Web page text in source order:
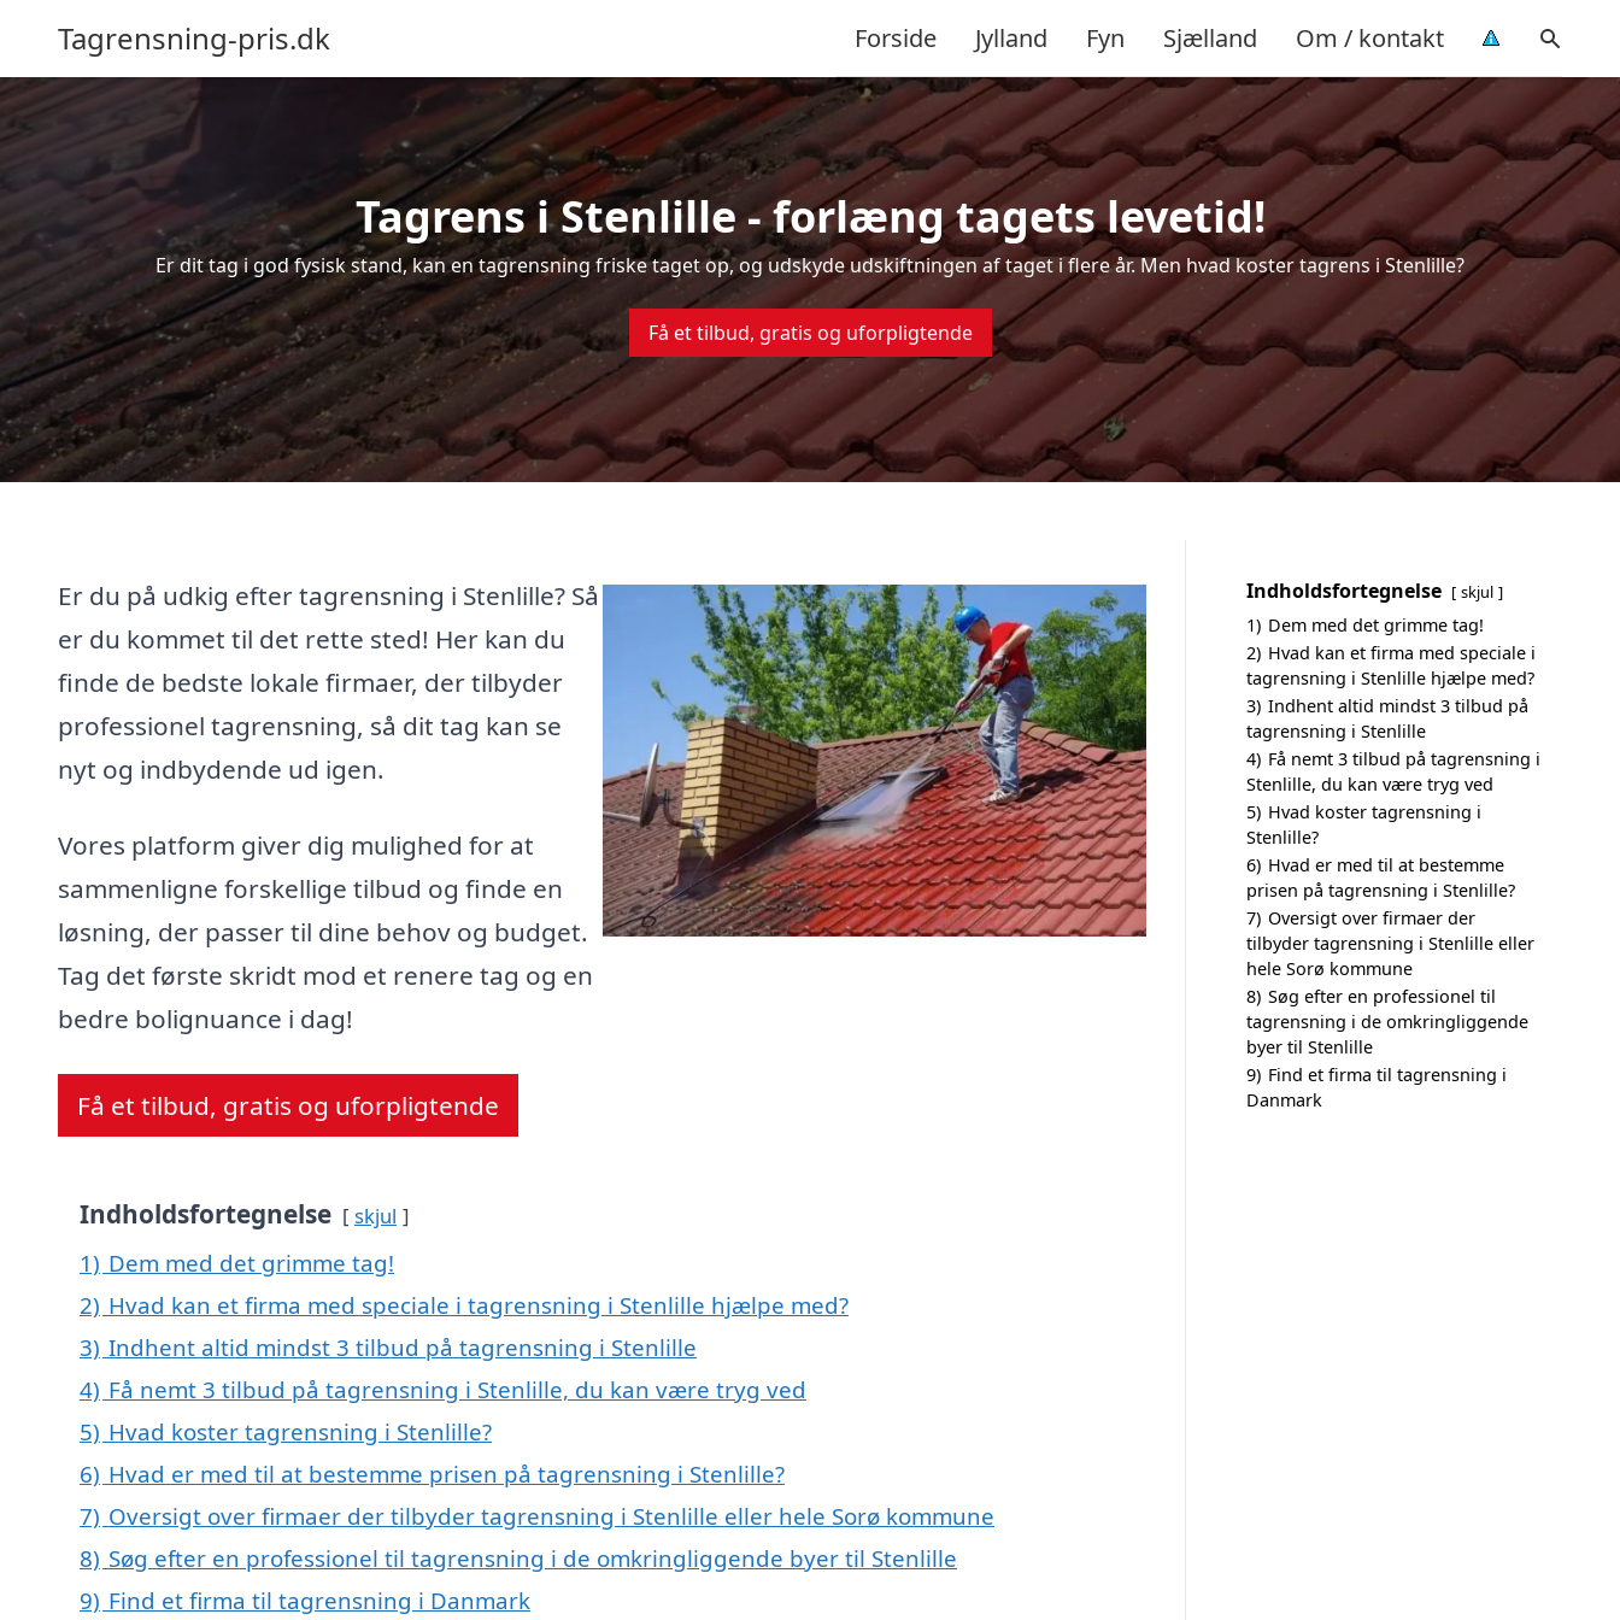
Tagrensning-pris.dk Forside Jylland Fyn Sjælland Om / kontakt
Tagrens i Stenlille - forlæng tagets levetid!
Er dit tag i god fysisk stand, kan en tagrensning friske taget op, og udskyde udskiftningen af taget i flere år. Men hvad koster tagrens i Stenlille?
Få et tilbud, gratis og uforpligtende
Er du på udkig efter tagrensning i Stenlille? Så
er du kommet til det rette sted! Her kan du
finde de bedste lokale firmaer, der tilbyder
professionel tagrensning, så dit tag kan se
nyt og indbydende ud igen.
Vores platform giver dig mulighed for at
sammenligne forskellige tilbud og finde en
løsning, der passer til dine behov og budget.
Tag det første skridt mod et renere tag og en
bedre bolignuance i dag!
Få et tilbud, gratis og uforpligtende
Indholdsfortegnelse skjul
1) Dem med det grimme tag!
2) Hvad kan et firma med speciale i tagrensning i Stenlille hjælpe med?
3) Indhent altid mindst 3 tilbud på tagrensning i Stenlille
4) Få nemt 3 tilbud på tagrensning i Stenlille, du kan være tryg ved
5) Hvad koster tagrensning i Stenlille?
6) Hvad er med til at bestemme prisen på tagrensning i Stenlille?
7) Oversigt over firmaer der tilbyder tagrensning i Stenlille eller hele Sorø kommune
8) Søg efter en professionel til tagrensning i de omkringliggende byer til Stenlille
9) Find et firma til tagrensning i Danmark
Indholdsfortegnelse skjul
1) Dem med det grimme tag!
2) Hvad kan et firma med speciale i
tagrensning i Stenlille hjælpe med?
3) Indhent altid mindst 3 tilbud på
tagrensning i Stenlille
4) Få nemt 3 tilbud på tagrensning i
Stenlille, du kan være tryg ved
5) Hvad koster tagrensning i
Stenlille?
6) Hvad er med til at bestemme
prisen på tagrensning i Stenlille?
7) Oversigt over firmaer der
tilbyder tagrensning i Stenlille eller
hele Sorø kommune
8) Søg efter en professionel til
tagrensning i de omkringliggende
byer til Stenlille
9) Find et firma til tagrensning i
Danmark